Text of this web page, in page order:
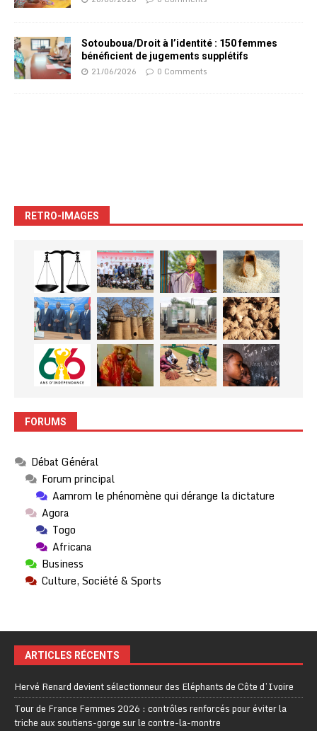
Sotouboua/Droit à l’identité : 150 femmes
bénéficient de jugements supplétifs
21/06/2026 0 Comments
RETRO-IMAGES
FORUMS
Débat Général
Forum principal
Aamrom le phénomène qui dérange la dictature
Agora
Togo
Africana
Business
Culture, Société & Sports
ARTICLES RÉCENTS
Hervé Renard devient sélectionneur des Eléphants de Côte d’Ivoire
Tour de France Femmes 2026 : contrôles renforcés pour éviter la
triche aux soutiens-gorge sur le contre-la-montre